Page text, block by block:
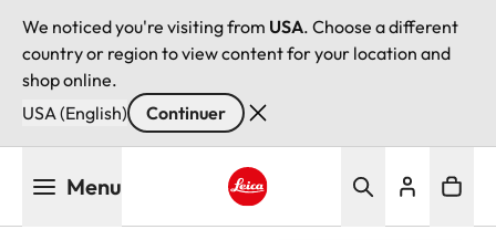
We noticed you're visiting from USA. Choose a different
country or region to view content for your location and
shop online.
USA (English)
Continuer
Menu